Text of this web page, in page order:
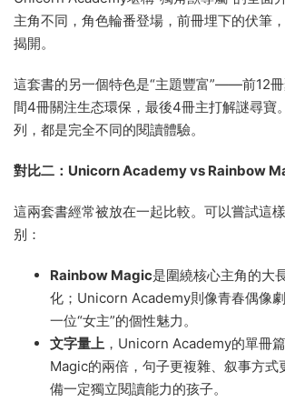
主角不同，角色輪番登場，前冊埋下的伏筆
揭開。
這套書的另一個特色是“主題豐富”——前12
間4冊關注生态環保，最後4冊主打解謎尋寶
列，都是完全不同的閱讀體驗。
對比二：Unicorn Academy vs Rainbow
這兩套書經常被放在一起比較。可以嘗試這
别：
Rainbow Magic是圍繞核心主角的大
化；Unicorn Academy則像青春偶像
一位“女主”的個性魅力。
文字量上 ，Unicorn Academy的單冊
Magic的兩倍，句子更複雜、叙事方式
備一定獨立閱讀能力的孩子。